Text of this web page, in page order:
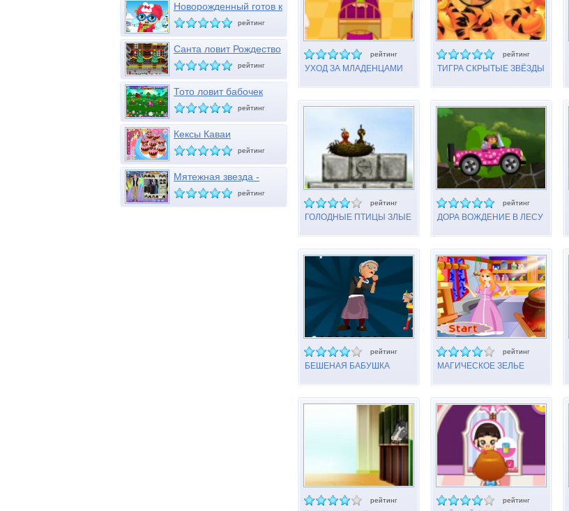
рейтинг
УХОД ЗА МЛАДЕНЦАМИ
рейтинг
ТИГРА СКРЫТЫЕ ЗВЁЗДЫ
рейтинг
ГОЛОДНЫЕ ПТИЦЫ ЗЛЫЕ
рейтинг
ДОРА ВОЖДЕНИЕ В ЛЕСУ
рейтинг
БЕШЕНАЯ БАБУШКА
рейтинг
МАГИЧЕСКОЕ ЗЕЛЬЕ
рейтинг рейтинг
Новорожденный готов к
зиме
рейтинг
Санта ловит Рождество
рейтинг
Тото ловит бабочек
рейтинг
Кексы Каваи
рейтинг
Мятежная звезда -
Диего
рейтинг